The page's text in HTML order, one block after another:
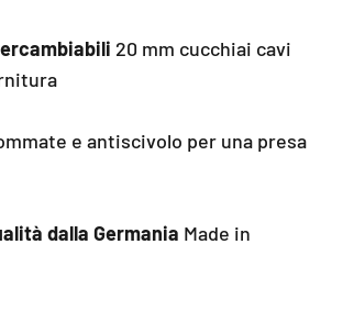
20 mm cucchiai cavi
e antiscivolo per una presa
dalla Germania Made in